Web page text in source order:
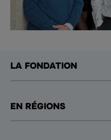
LA FONDATION
EN RÉGIONS